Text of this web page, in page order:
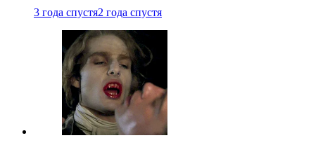
3 года спустя2 года спустя